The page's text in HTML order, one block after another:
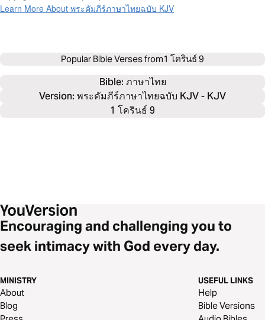
Learn More About พระคัมภีร์ภาษาไทยฉบับ KJV
Popular Bible Verses from1 โครินธ์ 9
Bible: ภาษาไทย
Version: พระคัมภีร์ภาษาไทยฉบับ KJV - KJV
1 โครินธ์ 9
Encouraging and challenging you to
seek intimacy with God every day.
MINISTRY
About
Blog
USEFUL LINKS
Help
Bible Versions